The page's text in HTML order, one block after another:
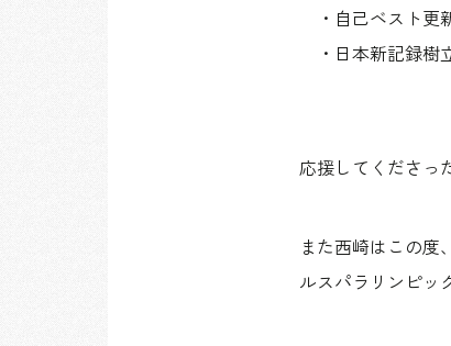
・自己ベスト更
・日本新記録樹立
応援してくださっ
また西崎はこの度、
ルスパラリンピッ